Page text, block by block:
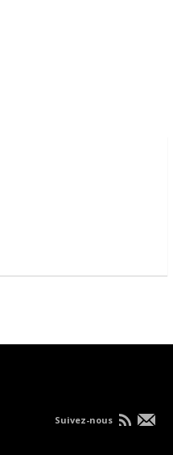
Suivez-nous